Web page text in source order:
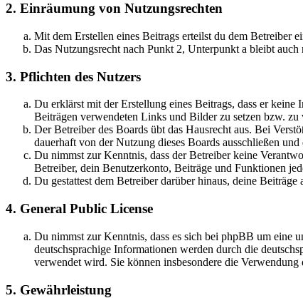
2. Einräumung von Nutzungsrechten
Mit dem Erstellen eines Beitrags erteilst du dem Betreiber
Das Nutzungsrecht nach Punkt 2, Unterpunkt a bleibt
3. Pflichten des Nutzers
Du erklärst mit der Erstellung eines Beitrags, dass er keine
Beiträgen verwendeten Links und Bilder zu setzen bzw. zu
Der Betreiber des Boards übt das Hausrecht aus. Bei
dauerhaft von der Nutzung dieses Boards ausschließen
Du nimmst zur Kenntnis, dass der Betreiber keine
Betreiber, dein Benutzerkonto, Beiträge und Funktionen
Du gestattest dem Betreiber darüber hinaus, deine
4. General Public License
Du nimmst zur Kenntnis, dass es sich bei phpBB um eine
deutschsprachige Informationen werden durch die
verwendet wird. Sie können insbesondere die
5. Gewährleistung